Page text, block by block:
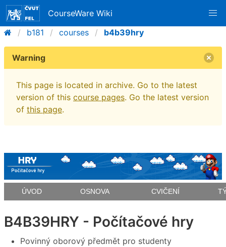
CourseWare Wiki
b181
courses b4b39hry
Warning
This page is located in archive. Go to the latest
version of this course pages. Go the latest version
of this page.
ÚVOD OSNOVA CVIČENÍ
B4B39HRY - Počítačové hry
Povinný oborový předmět pro studenty